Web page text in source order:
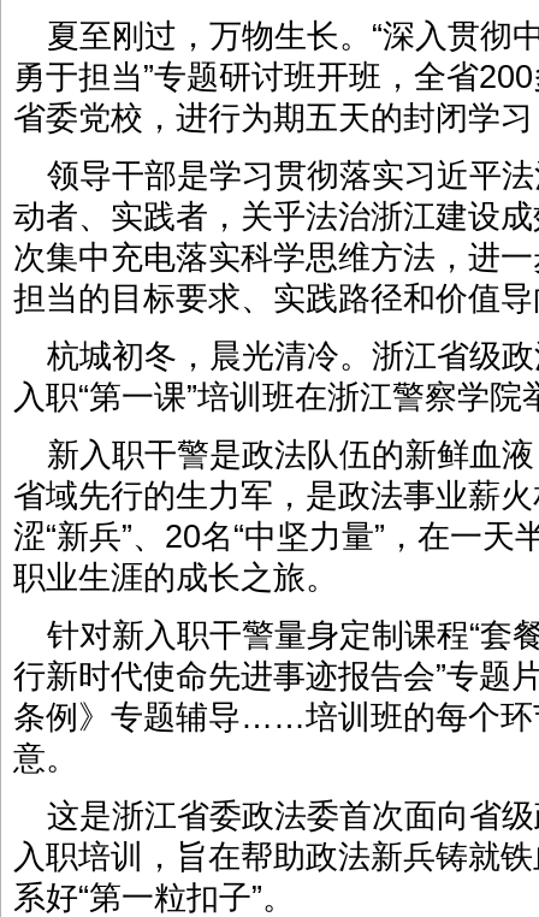
夏至刚过，万物生长。“深入贯彻
勇于担当”专题研讨班开班，全省
省委党校，进行为期五天的封闭学
领导干部是学习贯彻落实习近平
动者、实践者，关乎法治浙江建设
次集中充电落实科学思维方法，进
担当的目标要求、实践路径和价值
杭城初冬，晨光清冷。浙江省级
入职“第一课”培训班在浙江警察学院
新入职干警是政法队伍的新鲜血
省域先行的生力军，是政法事业薪
涩“新兵”、20名“中坚力量”，在一
职业生涯的成长之旅。
针对新入职干警量身定制课程“套
行新时代使命先进事迹报告会”专题
条例》专题辅导……培训班的每个环
意。
这是浙江省委政法委首次面向省
入职培训，旨在帮助政法新兵铸就
系好“第一粒扣子”。